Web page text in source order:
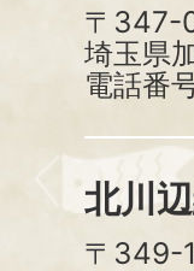
〒347-
埼玉県
電話番
北川
〒349-